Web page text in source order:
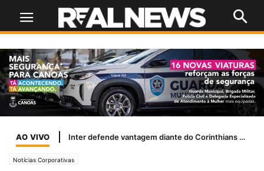
AO VIVO Chá das Vitoriosas reúne mulheres que enfrentaram o câncer
Notícias Corporativas